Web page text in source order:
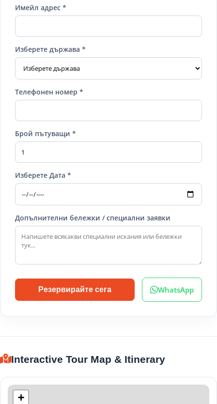
Имейл адрес *
Изберете държава *
Телефонен номер *
Брой пътуващи *
Изберете Дата *
Допълнителни бележки / специални заявки
Резервирайте сега WhatsApp
Interactive Tour Map & Itinerary
+